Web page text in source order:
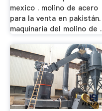
mexico . molino de acero
para la venta en pakistán.
maquinaria del molino de .